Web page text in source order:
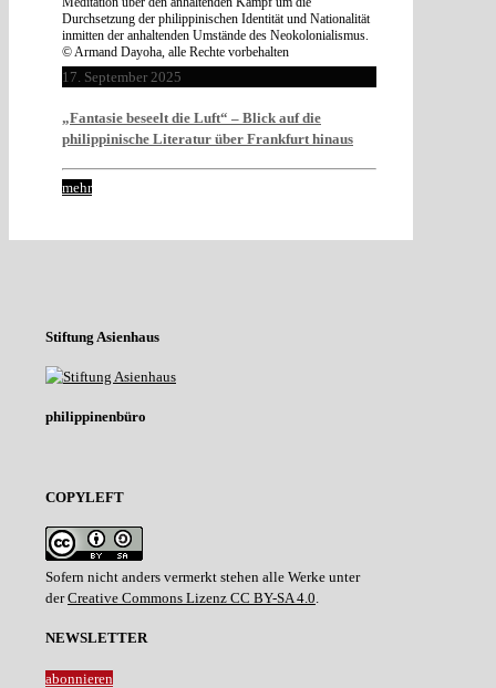
Durchsetzung der philippinischen Identität und Nationalität
inmitten der anhaltenden Umstände des Neokolonialismus.
© Armand Dayoha, alle Rechte vorbehalten
17. September 2025
„Fantasie beseelt die Luft“ – Blick auf die
philippinische Literatur über Frankfurt hinaus
mehr
Stiftung Asienhaus
philippinenbüro
COPYLEFT
Sofern nicht anders vermerkt stehen alle Werke unter
derCreative Commons Lizenz CC BY-SA 4.0.
NEWSLETTER
abonnieren